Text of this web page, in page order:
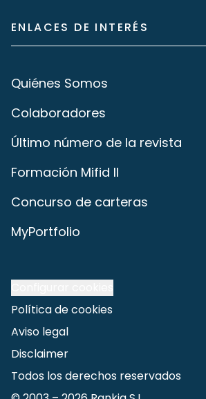
ENLACES DE INTERÉS
Quiénes Somos
Colaboradores
Último número de la revista
Formación Mifid II
Concurso de carteras
MyPortfolio
Política de cookies
Aviso legal
Disclaimer
Todos los derechos reservados